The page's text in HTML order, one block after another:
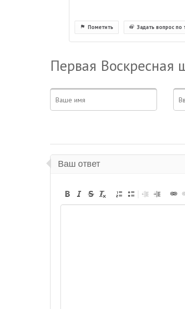
Пометить Задать вопрос по
Первая Воскресная
Ваш ответ